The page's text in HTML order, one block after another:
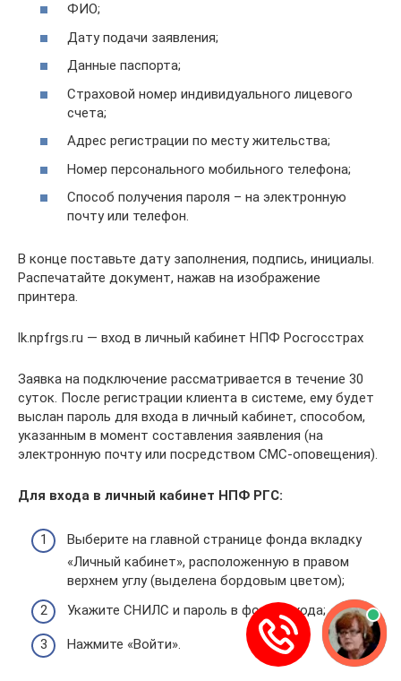
ФИО;
Дату подачи заявления;
Данные паспорта;
Страховой номер индивидуального лицевого
счета;
Адрес регистрации по месту жительства;
Номер персонального мобильного телефона;
Способ получения пароля – на электронную
почту или телефон.
В конце поставьте дату заполнения, подпись, инициалы.
Распечатайте документ, нажав на изображение
принтера.
lk.npfrgs.ru — вход в личный кабинет НПФ Росгосстрах
Заявка на подключение рассматривается в течение 30
суток. После регистрации клиента в системе, ему будет
выслан пароль для входа в личный кабинет, способом,
указанным в момент составления заявления (на
электронную почту или посредством СМС-оповещения).
Для входа в личный кабинет НПФ РГС:
Выберите на главной странице фонда вкладку
«Личный кабинет», расположенную в правом
верхнем углу (выделена бордовым цветом);
Укажите СНИЛС и пароль в форме входа;
Нажмите «Войти».